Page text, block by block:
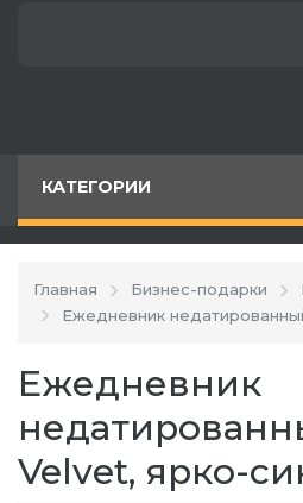
КАТЕГОРИИ
Главная Бизнес-подарки
Ежедневник
Ежедневник
Velvet, ярко-